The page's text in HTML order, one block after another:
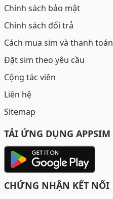
Chính sách bảo mật
Chính sách đổi trả
Cách mua sim và thanh toán
Đặt sim theo yêu cầu
Cộng tác viên
Liên hệ
Sitemap
TẢI ỨNG DỤNG APPSIM
CHỨNG NHẬN KẾT NỐI